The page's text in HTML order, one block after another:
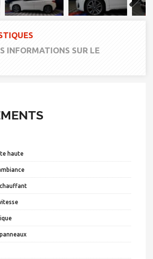
Next
INFORMATIONS SUR LE
haute